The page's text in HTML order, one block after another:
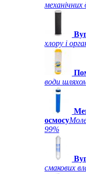
механічних
хлору і
води
осмосу
99%
смакових